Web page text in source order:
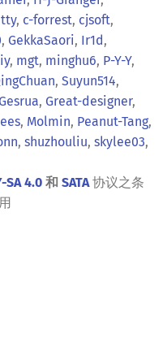
, c-forrest, cjsoft,
, GekkaSaori, Ir1d,
, mgt, minghu6, P-Y-Y,
, Suyun514,
Gesrua, Great-designer,
, Molmin, Peanut-Tang,
, shuzhouliu, skylee03,
SA 4.0 和 SATA协议之条